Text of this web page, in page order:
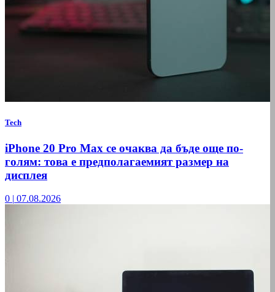
Tech
iPhone 20 Pro Max се очаква да бъде още по-
голям: това е предполагаемият размер на
дисплея
0 | 07.08.2026